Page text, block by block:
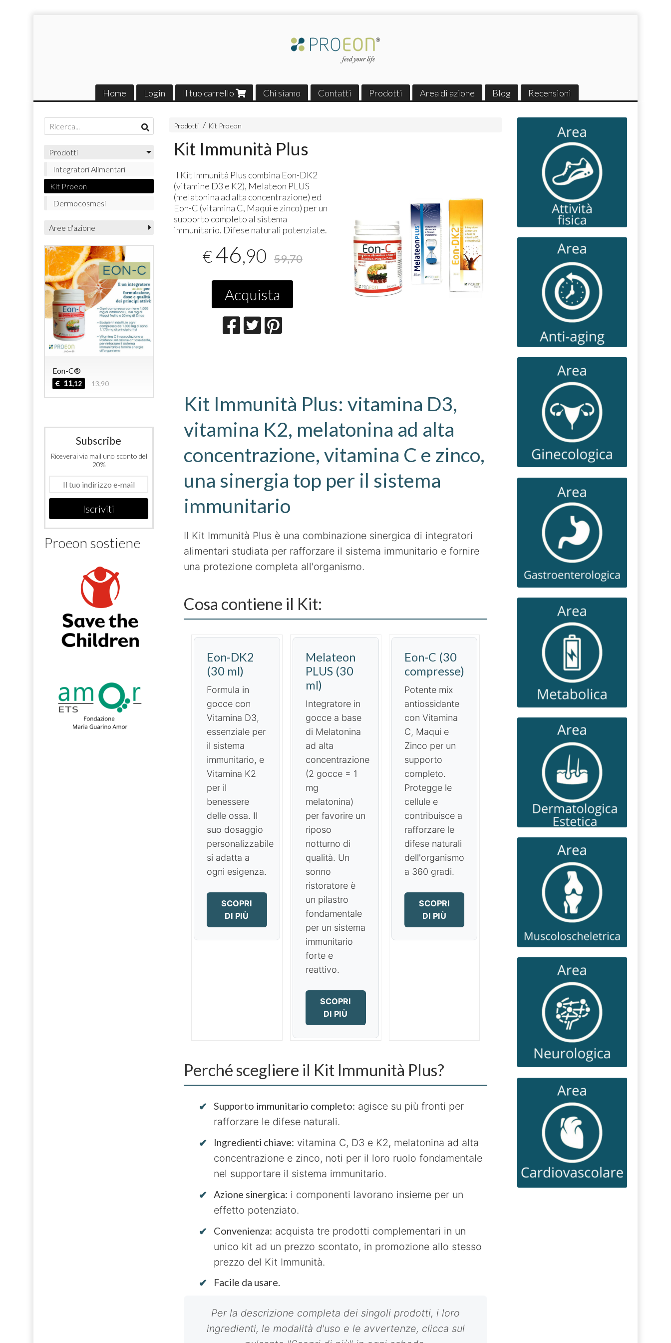
Home Login Il tuo carrello Chi siamo Contatti Prodotti Area di azione Blog Recensioni
Prodotti Kit Proeon
Kit Immunità Plus
Il Kit Immunità Plus combina Eon-DK2
(vitamine D3 e K2), Melateon PLUS
(melatonina ad alta concentrazione) ed
Eon-C (vitamina C, Maqui e zinco) per un
supporto completo al sistema
immunitario. Difese naturali potenziate.
€46,90 59,70
Acquista
Kit Immunità Plus: vitamina D3,
vitamina K2, melatonina ad alta
concentrazione, vitamina C e zinco,
una sinergia top per il sistema
immunitario
Il Kit Immunità Plus è una combinazione sinergica di integratori
alimentari studiata per rafforzare il sistema immunitario e fornire
una protezione completa all'organismo.
Cosa contiene il Kit:
Eon-DK2
(30 ml)
Formula in
gocce con
Vitamina D3,
essenziale per
il sistema
immunitario, e
Vitamina K2
per il
benessere
delle ossa. Il
suo dosaggio
personalizzabile
si adatta a
ogni esigenza.
SCOPRI
DI PIÙ
Melateon
PLUS (30
ml)
Integratore in
gocce a base
di Melatonina
ad alta
concentrazione
(2 gocce = 1
mg
melatonina)
per favorire un
riposo
notturno di
qualità. Un
sonno
ristoratore è
un pilastro
fondamentale
per un sistema
immunitario
forte e
reattivo.
SCOPRI
DI PIÙ
Eon-C (30
compresse)
Potente mix
antiossidante
con Vitamina
C, Maqui e
Zinco per un
supporto
completo.
Protegge le
cellule e
contribuisce a
rafforzare le
difese naturali
dell'organismo
a 360 gradi.
SCOPRI
DI PIÙ
Perché scegliere il Kit Immunità Plus?
Supporto immunitario completo: agisce su più fronti per
rafforzare le difese naturali.
Ingredienti chiave: vitamina C, D3 e K2, melatonina ad alta
concentrazione e zinco, noti per il loro ruolo fondamentale
nel supportare il sistema immunitario.
Azione sinergica: i componenti lavorano insieme per un
effetto potenziato.
Convenienza: acquista tre prodotti complementari in un
unico kit ad un prezzo scontato, in promozione allo stesso
prezzo del Kit Immunità.
Facile da usare.
Per la descrizione completa dei singoli prodotti, i loro
ingredienti, le modalità d'uso e le avvertenze, clicca sul
Prodotti
Integratori Alimentari
Kit Proeon
Dermocosmesi
Aree d'azione
Eon-C®
€ 11,12 13,90
Subscribe
Riceverai via mail uno sconto del
20%
Iscriviti
Proeon sostiene